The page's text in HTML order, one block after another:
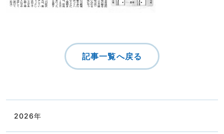
記事一覧へ戻る
2026年